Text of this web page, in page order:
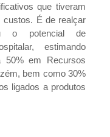
que tiveram
custos. É de realçar
o potencial de
estimando
50% em Recursos
bem como 30%
ligados a produtos